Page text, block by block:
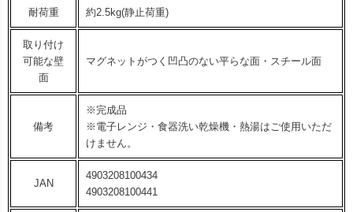
耐荷重 約2.5kg(静止荷重)
取り付け
可能な壁
面
マグネットがつく凹凸のない平らな面・スチール面
備考
※完成品
※電子レンジ・食器洗い乾燥機・熱湯はご使用いただ
けません。
JAN
4903208100434
4903208100441